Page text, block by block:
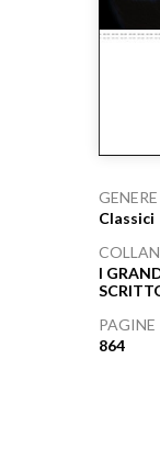
GENERE
Classici
I
PAGINE
864